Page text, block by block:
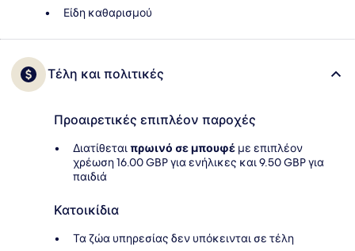
Είδη καθαρισμού
Τέλη και πολιτικές
Προαιρετικές επιπλέον παροχές
Διατίθεταιπρωινό σε μπουφέ με επιπλέον
χρέωση 16.00 GBP για ενήλικες και 9.50 GBP για
παιδιά
Κατοικίδια
Τα ζώα υπηρεσίας δεν υπόκεινται σε τέλη